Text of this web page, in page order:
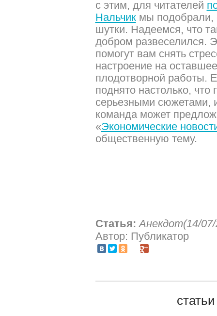
с этим, для читателей
Нальчикмы подобрали,
шутки. Надеемся, что
добром развеселился.
помогут вам снять
настроение на
плодотворной работы.
поднято настолько, что
серьезными сюжетами,
команда может
«Экономические
общественную тему.
Статья: Анекдот(14/07/
Автор: Публикатор